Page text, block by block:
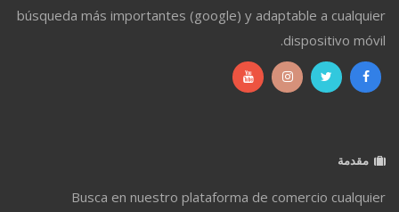
búsqueda más importantes (google) y adaptable a cualquier
dispositivo móvil.
مقدمة
Busca en nuestro plataforma de comercio cualquier